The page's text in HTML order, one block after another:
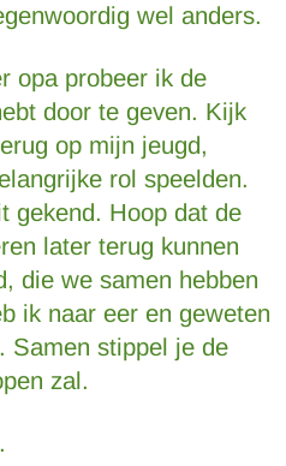
wel anders.
opa probeer ik de
door te geven. Kijk
op mijn jeugd,
rol speelden.
gekend. Hoop dat de
later terug kunnen
die we samen hebben
ik naar eer en geweten
Samen stippel je de
zal.